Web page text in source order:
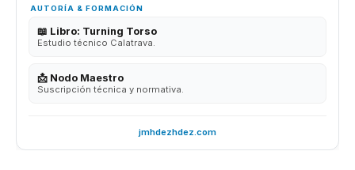
AUTORÍA & FORMACIÓN
📖 Libro: Turning Torso
Estudio técnico Calatrava.
📩 Nodo Maestro
Suscripción técnica y normativa.
jmhdezhdez.com